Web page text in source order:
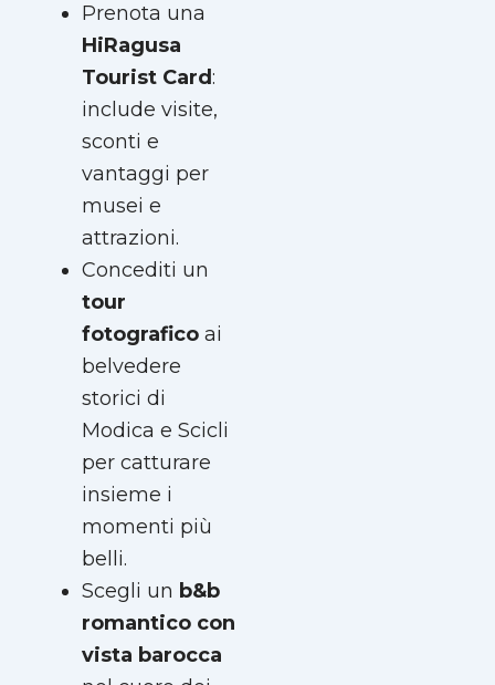
Prenota una
HiRagusa
Tourist Card:
include visite,
sconti e
vantaggi per
musei e
attrazioni.
Concediti un
tour
fotografico ai
belvedere
storici di
Modica e Scicli
per catturare
insieme i
momenti più
belli.
Scegli un b&b
romantico con
vista barocca